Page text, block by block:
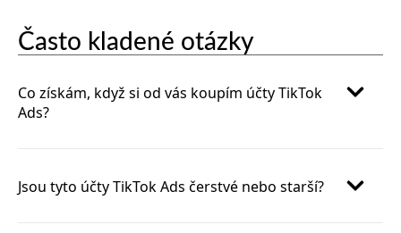
Často kladené otázky
Co získám, když si od vás koupím účty TikTok
Ads?
Jsou tyto účty TikTok Ads čerstvé nebo starší?